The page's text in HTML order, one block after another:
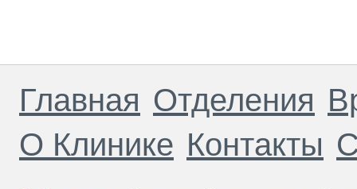
Главная Отделения
О Клинике Контакты